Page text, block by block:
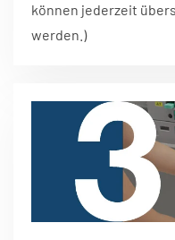
können jederzeit
werden.)